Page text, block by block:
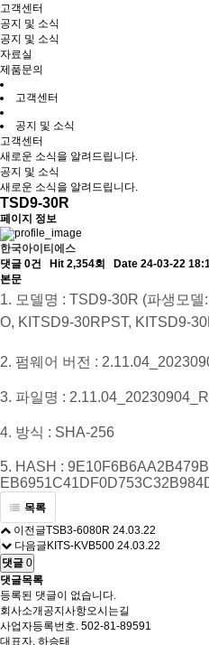
고객센터
공지 및 소식
공지 및 소식
자료실
제품문의
고객센터
공지 및 소식
고객센터
새로운 소식을 알려드립니다.
공지 및 소식
새로운 소식을 알려드립니다.
TSD9-30R
페이지 정보
한국아이티에스
댓글 0건
Hit 2,354회
Date 24-03-22
본문
1. 모델명 : TSD9-30R (파생모
O, KITSD9-30RPST, KITSD9-
2. 펌웨어 버전 :
3. 파일명 :
4. 방식 : SHA-256
5. HASH :
목록
이전글TSB3-6080R 24.03.22
다음글 KITS-KVB500 24.03.22
댓글 0
댓글목록
등록된 댓글이 없습니다.
회사소개 공지사항오시는길
사업자등록번호. 502-81-89591
대표자. 하승태